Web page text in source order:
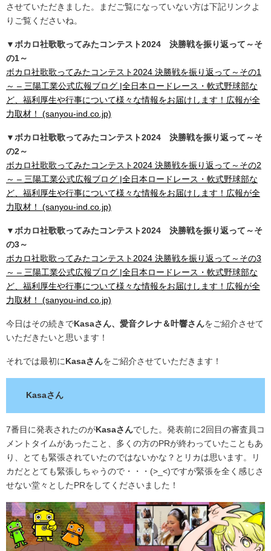
させていただきました。まだご覧になっていない方は下記リンクよ
りご覧くださいね。
▼ボカロ社歌歌ってみたコンテスト2024 決勝戦を振り返って～そ
の1～
ボカロ社歌歌ってみたコンテスト2024 決勝戦を振り返って～その1
～ – 三陽工業公式広報ブログ |全日本ロードレース・軟式野球部な
ど、福利厚生や行事について様々な情報をお届けします！広報が全
力取材！ (sanyou-ind.co.jp)
▼ボカロ社歌歌ってみたコンテスト2024 決勝戦を振り返って～そ
の2～
ボカロ社歌歌ってみたコンテスト2024 決勝戦を振り返って～その2
～ – 三陽工業公式広報ブログ |全日本ロードレース・軟式野球部な
ど、福利厚生や行事について様々な情報をお届けします！広報が全
力取材！ (sanyou-ind.co.jp)
▼ボカロ社歌歌ってみたコンテスト2024 決勝戦を振り返って～そ
の3～
ボカロ社歌歌ってみたコンテスト2024 決勝戦を振り返って～その3
～ – 三陽工業公式広報ブログ |全日本ロードレース・軟式野球部な
ど、福利厚生や行事について様々な情報をお届けします！広報が全
力取材！ (sanyou-ind.co.jp)
今日はその続きでKasaさん、愛音クレナ＆叶響さんをご紹介させて
いただきたいと思います！
それでは最初にKasaさんをご紹介させていただきます！
Kasaさん
7番目に発表されたのがKasaさんでした。発表前に2回目の審査員コ
メントタイムがあったこと、多くの方のPRが終わっていたこともあ
り、とても緊張されていたのではないかな？とリカは思います。リ
カだととても緊張しちゃうので・・・(>_<)ですが緊張を全く感じさ
せない堂々としたPRをしてくださいました！